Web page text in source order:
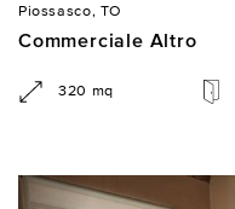
Piossasco, TO
Commerciale Altro
320 mq